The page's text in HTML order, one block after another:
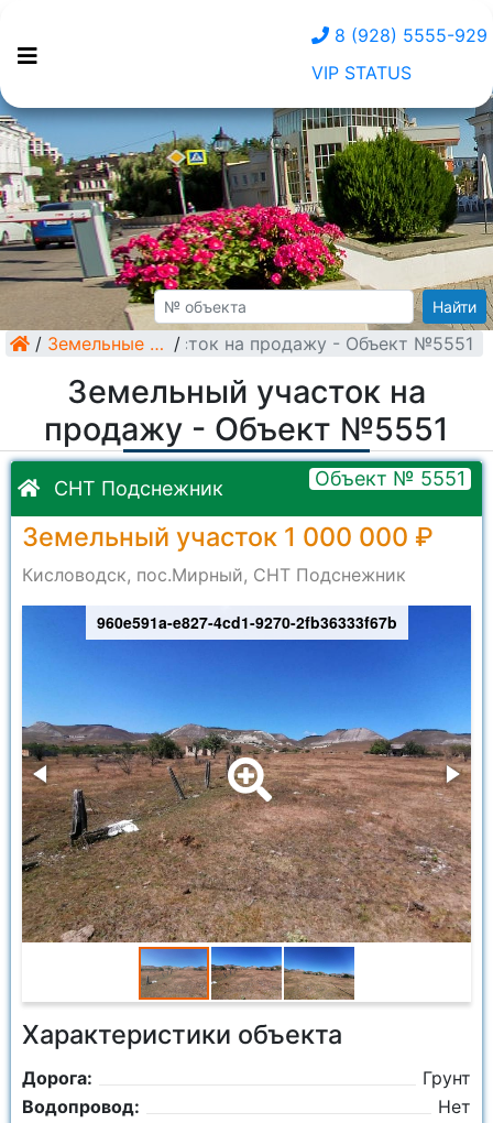
8 (928) 5555-929
VIP STATUS
Найти
/ Земельные участки /
Земельный участок на продажу - Объект №5551
Земельный участок на
продажу - Объект №5551
СНТ Подснежник Объект № 5551
Земельный участок 1 000 000 ₽
Кисловодск, пос.Мирный, СНТ Подснежник
960e591a-e827-4cd1-9270-2fb36333f67b
Характеристики объекта
Дорога:
Грунт
Водопровод:
Нет